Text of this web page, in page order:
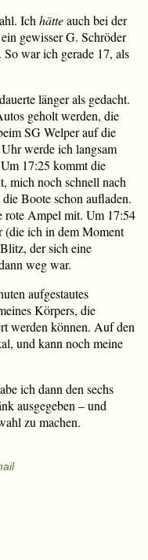
Ich hätteauch bei der
gewisser G. Schröder
war ich gerade 17, als
länger als gedacht.
geholt werden, die
SG Welper auf die
werde ich langsam
17:25 kommt die
mich noch schnell nach
Boote schon aufladen.
rote Ampel mit. Um 17:54
(die ich in dem Moment
der sich eine
weg war.
aufgestautes
Körpers, die
werden können. Auf den
und kann noch meine
ich dann den sechs
ausgegeben – und
zu machen.